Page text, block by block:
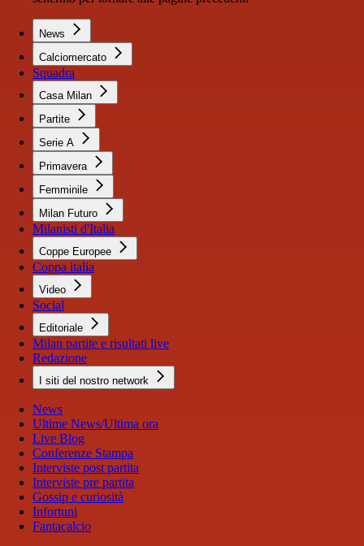
News
Calciomercato
Squadra
Casa Milan
Partite
Serie A
Primavera
Femminile
Milan Futuro
Milanisti d'Italia
Coppe Europee
Coppa italia
Video
Social
Editoriale
Milan partite e risultati live
Redazione
I siti del nostro network
News
Ultime News/Ultima ora
Live Blog
Conferenze Stampa
Interviste post partita
Interviste pre partita
Gossip e curiosità
Infortuni
Fantacalcio